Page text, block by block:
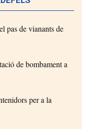
pas de vianants de
de bombament a
per a la